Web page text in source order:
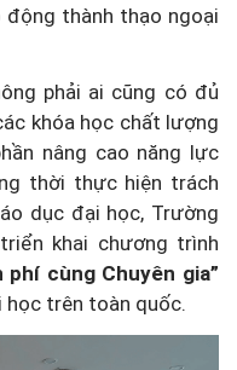
thành thạo ngoại
phải ai cũng có đủ
khóa học chất lượng
nâng cao năng lực
thời thực hiện trách
dục đại học, Trường
khai chương trình
cùng Chuyên gia”
trên toàn quốc.